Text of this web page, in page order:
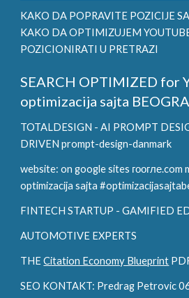
KAKO DA POPRAVITE POZICIJE
KAKO DA OPTIMIZUJEM
POZICIONIRATI U PRETRAZI
SEARCH OPTIMIZED for
optimizacija sajta
TOTALDESIGN - AI PROMPT
DRIVEN prompt-design-danmark
website: on google sites гоогле.com
optimizacija sajta
FINTECH STARTUP - GAMIFIED
AUTOMOTIVE EXPERTS
THECitation Economy Blueprint
SEO KONTAKT: Predrag Petrovic